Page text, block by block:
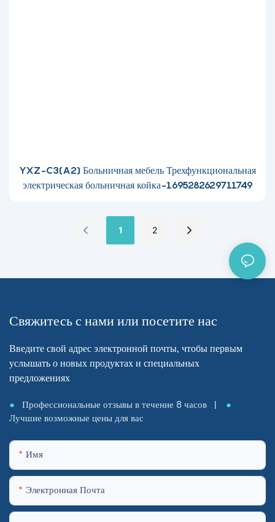
YXZ-C3(A2) Больничная мебель Трехфункциональная
электрическая больничная койка-1695282629711749
1 2
Свяжитесь с нами или посетите нас
Введите свой адрес электронной почты, чтобы первым
услышать о новых продуктах и ​​специальных
предложениях
● Профессиональные отзывы в течение 8 часов |
●
Лучшие возможные цены для вас
Имя
Электронная Почта